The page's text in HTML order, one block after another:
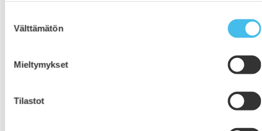
valinta
Välttämätön
Mieltymykset
Tilastot
myös uudesta Suunta – oma polku korkeakouluun
suunta, opisto on oikea paikka!